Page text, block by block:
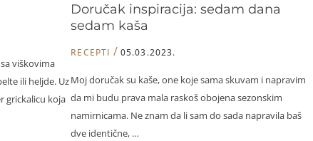
viškovima
ili heljde. Uz
grickalicu koja
Doručak inspiracija: sedam dana
sedam kaša
RECEPTI /05.03.2023.
Moj doručak su kaše, one koje sama skuvam i napravim
da mi budu prava mala raskoš obojena sezonskim
namirnicama. Ne znam da li sam do sada napravila baš
dve identične, …